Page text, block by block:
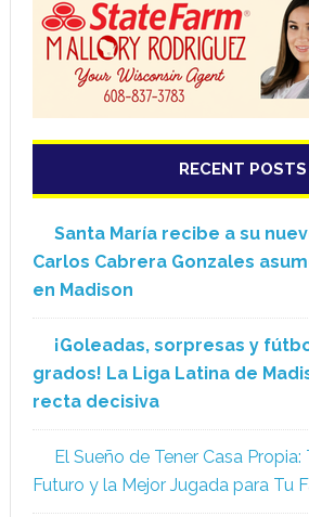
RECENT POSTS
Santa María recibe a su
Carlos Cabrera Gonzales
en Madison
¡Goleadas, sorpresas y
grados! La Liga Latina de
recta decisiva
El Sueño de Tener Casa Propia:
Futuro y la Mejor Jugada para Tu